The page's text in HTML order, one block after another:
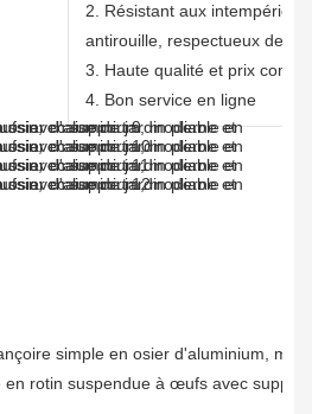
2. Résistant aux intempéries,
antirouille, respectueux de
3. Haute qualité et prix
4. Bon service en ligne